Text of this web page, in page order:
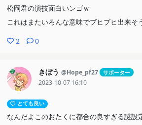
松岡君の演技面白いンゴｗ
これはまたいろんな意味でブヒブヒ出来そ
2 0
きぼう @Hope_pf27 サポーター
2023-10-07 16:10
とても良い
なんだよこのおたくに都合の良すぎる謎設